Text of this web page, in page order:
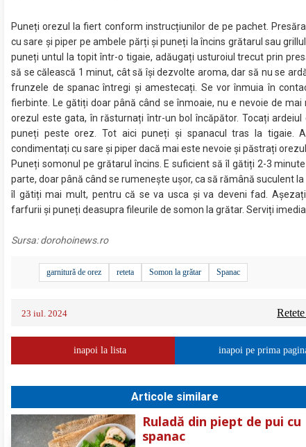
Puneți orezul la fiert conform instrucțiunilor de pe pachet.
cu sare și piper pe ambele părți și puneți la încins grătarul sau
puneți untul la topit într-o tigaie, adăugați usturoiul trecut prin
să se călească 1 minut, cât să își dezvolte aroma, dar să nu se
frunzele de spanac întregi și amestecați. Se vor înmuia în
fierbinte. Le gătiți doar până când se înmoaie, nu e nevoie de mai
orezul este gata, în răsturnați într-un bol încăpător. Tocați ardeiul
puneți peste orez. Tot aici puneți și spanacul tras la tigaie.
condimentați cu sare și piper dacă mai este nevoie și păstrați
Puneți somonul pe grătarul încins. E suficient să îl gătiți 2-3
parte, doar până când se rumenește ușor, ca să rămână suculent la
îl gătiți mai mult, pentru că se va usca și va deveni fad.
farfurii și puneți deasupra fileurile de somon la grătar. Serviți
Sursa:dorohoinews.ro
garnitură de orez reteta Somon la grătar Spanac
23 iul. 2024
inapoi la lista inapoi pe prima
Articole similare
Ruladă din piept de pui cu
spanac